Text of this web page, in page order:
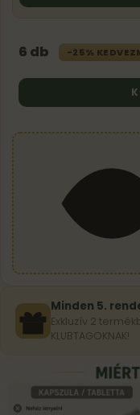
6 db -25%
Minden 5.
Exkluzív 2
KLUBTAGOKNAK!